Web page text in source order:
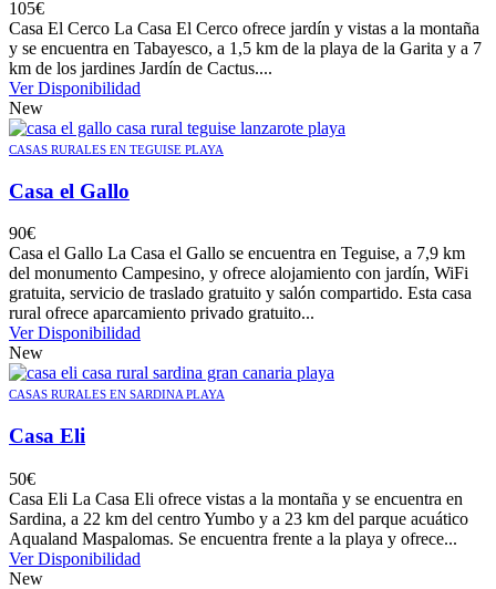
105€
Casa El Cerco La Casa El Cerco ofrece jardín y vistas a la montaña
y se encuentra en Tabayesco, a 1,5 km de la playa de la Garita y a 7
km de los jardines Jardí­n de Cactus....
Ver Disponibilidad
New
CASAS RURALES EN TEGUISE PLAYA
Casa el Gallo
90€
Casa el Gallo La Casa el Gallo se encuentra en Teguise, a 7,9 km
del monumento Campesino, y ofrece alojamiento con jardín, WiFi
gratuita, servicio de traslado gratuito y salón compartido. Esta casa
rural ofrece aparcamiento privado gratuito...
Ver Disponibilidad
New
CASAS RURALES EN SARDINA PLAYA
Casa Eli
50€
Casa Eli La Casa Eli ofrece vistas a la montaña y se encuentra en
Sardina, a 22 km del centro Yumbo y a 23 km del parque acuático
Aqualand Maspalomas. Se encuentra frente a la playa y ofrece...
Ver Disponibilidad
New